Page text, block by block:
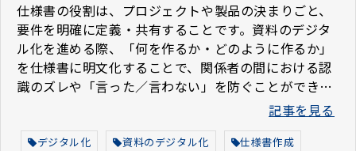
仕様書の役割は、プロジェクトや製品の決まりごと、
要件を明確に定義・共有することです。資料のデジタ
ル化を進める際、「何を作るか・どのように作るか」
を仕様書に明文化することで、関係者の間における認
識のズレや「言った／言わない」を防ぐことができま
す。この記事では、資料デジタル化の仕様書の基本的
記事を見る
デジタル化 資料のデジタル化 仕様書作成